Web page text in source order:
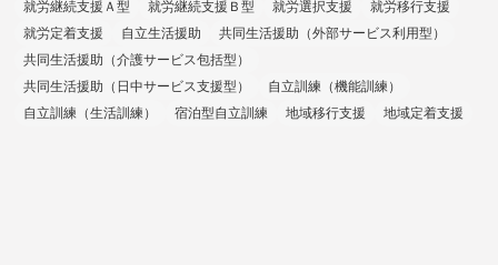
就労継続支援Ａ型
就労継続支援Ｂ型 就労選択支援
就労移行支援
就労定着支援
自立生活援助
共同生活援助（外部サービス利用型）
共同生活援助（介護サービス包括型）
共同生活援助（日中サービス支援型）
自立訓練（機能訓練）
自立訓練（生活訓練）
宿泊型自立訓練 地域移行支援 地域定着支援